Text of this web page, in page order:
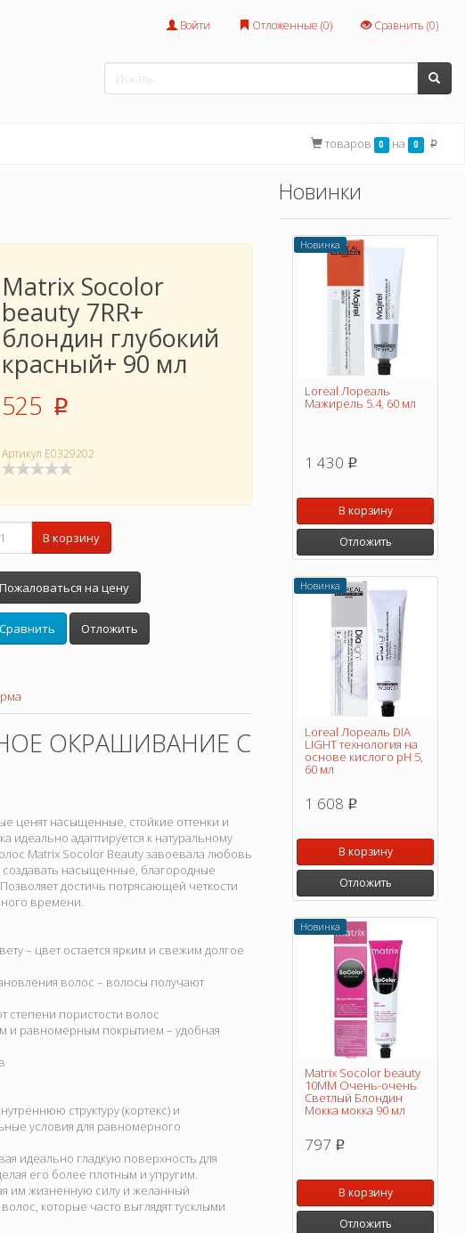
Войти Отложенные (0) Сравнить (0)
товаров 0 на 0 p
Matrix Socolor
beauty 7RR+
блондин глубокий
красный+ 90 мл
525 p
Артикул E0329202
В корзину
Пожаловаться на цену
Сравнить Отложить
ОКРАШИВАНИЕ С
ценят насыщенные, стойкие оттенки и
идеально адаптируется к натуральному
Matrix Socolor Beauty завоевала любовь
насыщенные, благородные
достичь потрясающей четкости
времени.
– цвет остается ярким и свежим долгое
волос – волосы получают
степени пористости волос
и равномерным покрытием – удобная
структуру (кортекс) и
условия для равномерного
идеально гладкую поверхность для
его более плотным и упругим.
им жизненную силу и желанный
которые часто выглядят тусклыми
Новинки
Новинка
Loreal Лореаль
Мажирель 5.4, 60 мл
1 430 p
В корзину
Отложить
Новинка
Loreal Лореаль DIA
LIGHT технология на
основе кислого pH 5,
60 мл
1 608 p
В корзину
Отложить
Новинка
Matrix Socolor beauty
10MM Очень-очень
Светлый Блондин
Мокка мокка 90 мл
797 p
В корзину
Отложить